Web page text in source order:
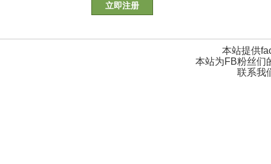
立即注册
本站提供
本站为FB粉丝们
联系我